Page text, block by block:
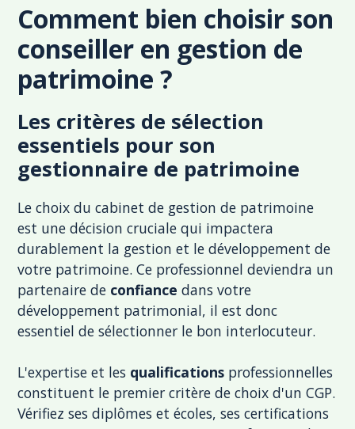
Comment bien choisir son
conseiller en gestion de
patrimoine ?
Les critères de sélection
essentiels pour son
gestionnaire de patrimoine
Le choix du cabinet de gestion de patrimoine
est une décision cruciale qui impactera
durablement la gestion et le développement de
votre patrimoine. Ce professionnel deviendra un
partenaire de confiance dans votre
développement patrimonial, il est donc
essentiel de sélectionner le bon interlocuteur.
L'expertise et les qualifications professionnelles
constituent le premier critère de choix d'un CGP.
Vérifiez ses diplômes et écoles, ses certifications